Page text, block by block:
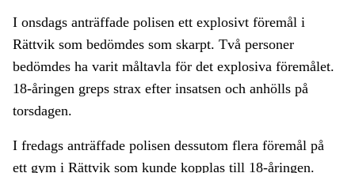
I onsdags anträffade polisen ett explosivt föremål i
Rättvik som bedömdes som skarpt. Två personer
bedömdes ha varit måltavla för det explosiva föremålet.
18-åringen greps strax efter insatsen och anhölls på
torsdagen.
I fredags anträffade polisen dessutom flera föremål på
ett gym i Rättvik som kunde kopplas till 18-åringen.